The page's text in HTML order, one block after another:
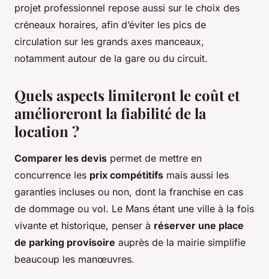
projet professionnel repose aussi sur le choix des
créneaux horaires, afin d’éviter les pics de
circulation sur les grands axes manceaux,
notamment autour de la gare ou du circuit.
Quels aspects limiteront le coût et
amélioreront la fiabilité de la
location ?
Comparer les devis permet de mettre en
concurrence les prix compétitifs mais aussi les
garanties incluses ou non, dont la franchise en cas
de dommage ou vol. Le Mans étant une ville à la fois
vivante et historique, penser à réserver une place
de parking provisoire auprès de la mairie simplifie
beaucoup les manœuvres.